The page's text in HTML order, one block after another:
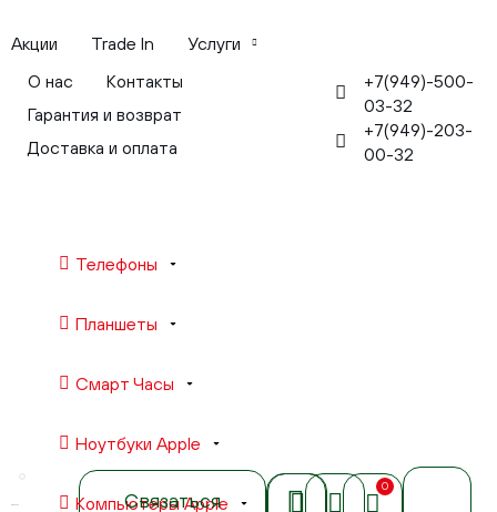
Акции Trade In
Услуги
О нас
Контакты
Гарантия и возврат
Доставка и оплата
+7(949)-500-
03-32
+7(949)-203-
00-32
Телефоны
Планшеты
Смарт Часы
Ноутбуки Apple
Компьютеры Apple
Связаться
0